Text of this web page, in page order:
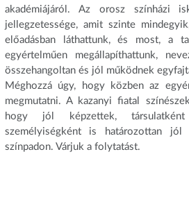
akadémiájáról. Az orosz színházi
jellegzetessége, amit szinte
előadásban láthattunk, és most, a
egyértelműen megállapíthattunk,
összehangoltan és jól működnek
Méghozzá úgy, hogy közben az
megmutatni. A kazanyi fiatal
hogy jól képzettek,
személyiségként is határozottan
színpadon. Várjuk a folytatást.